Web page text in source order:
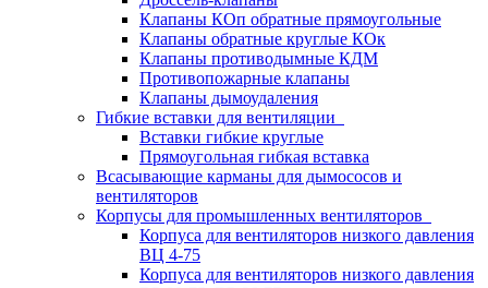
Клапаны КОп обратные прямоугольные
Клапаны обратные круглые КОк
Клапаны противодымные КДМ
Противопожарные клапаны
Клапаны дымоудаления
Гибкие вставки для вентиляции
Вставки гибкие круглые
Прямоугольная гибкая вставка
Всасывающие карманы для дымососов и
вентиляторов
Корпусы для промышленных вентиляторов
Корпуса для вентиляторов низкого давления
ВЦ 4-75
Корпуса для вентиляторов низкого давления